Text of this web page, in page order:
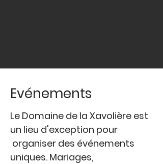
Evénements
Le Domaine de la Xavolière est
un lieu d'exception pour
organiser des événements
uniques. Mariages,